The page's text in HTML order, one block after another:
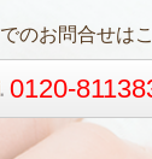
のお問合せは
0120-